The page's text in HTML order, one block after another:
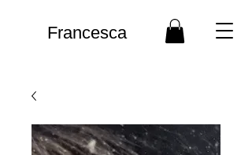
Francesca